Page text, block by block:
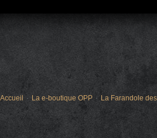
Accueil La e-boutique OPP La Farandole